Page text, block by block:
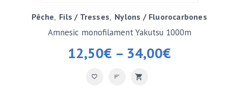
Pêche Fils / Tresses Nylons / Fluorocarbones
12,50€ – 34,00€
Amnesic monofilament Yakutsu 1000m